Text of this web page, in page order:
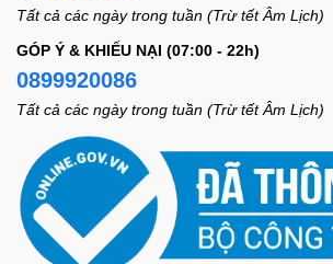
Tất cả các ngày trong tuần (Trừ tết Âm Lịch)
GÓP Ý & KHIẾU NẠI (07:00 - 22h)
0899920086
Tất cả các ngày trong tuần (Trừ tết Âm Lịch)